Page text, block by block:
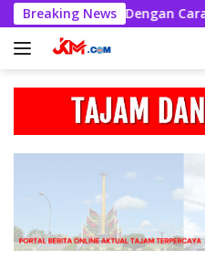
Langsung
ke
konten
Breaking News
Dengan Cara Berbeda